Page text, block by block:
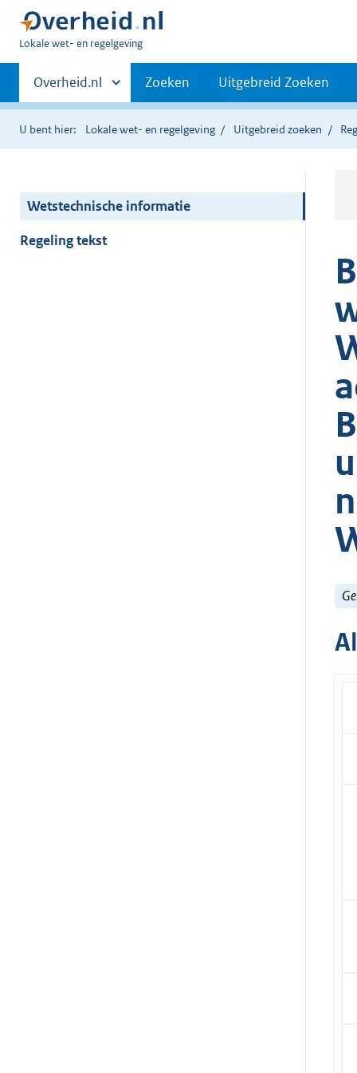
U
hier:
Lokale wet- en regelgeving
Primaire
navigatie
Andere
sites
binnen
Overheid.nl Zoeken Uitgebreid Zoeken
U bent hier: Lokale wet- en regelgeving Uitgebreid zoeken
Wetstechnische informatie
Regeling tekst